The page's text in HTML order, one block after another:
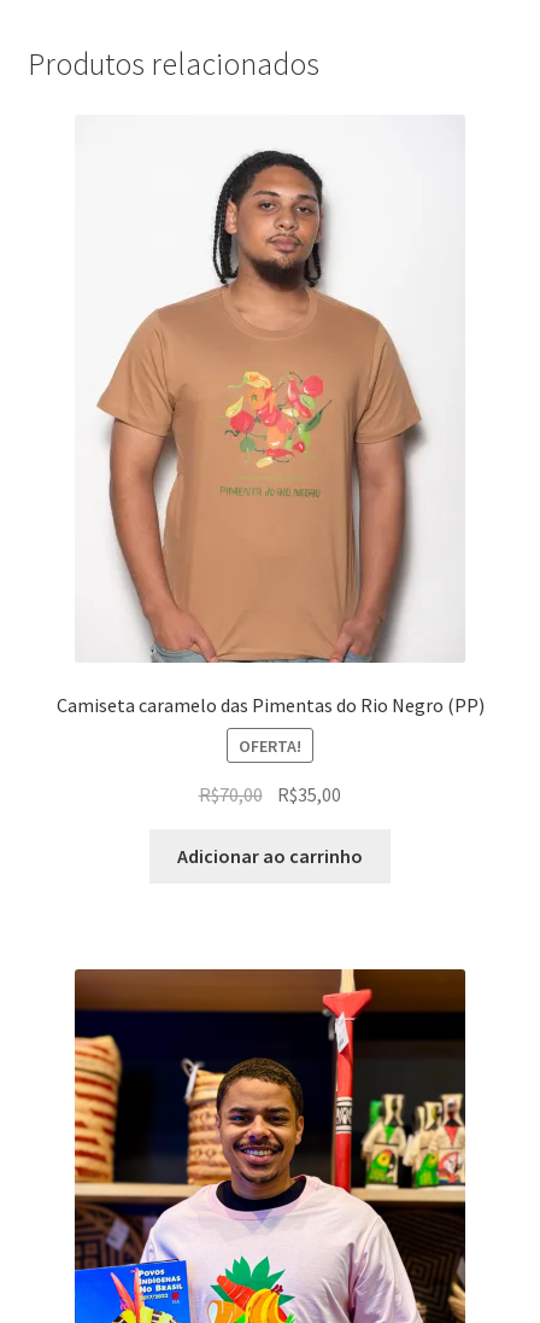
Produtos relacionados
Camiseta caramelo das Pimentas do Rio Negro (PP)
OFERTA!
R$70,00
original
R$35,00
atual
Adicionar ao carrinho